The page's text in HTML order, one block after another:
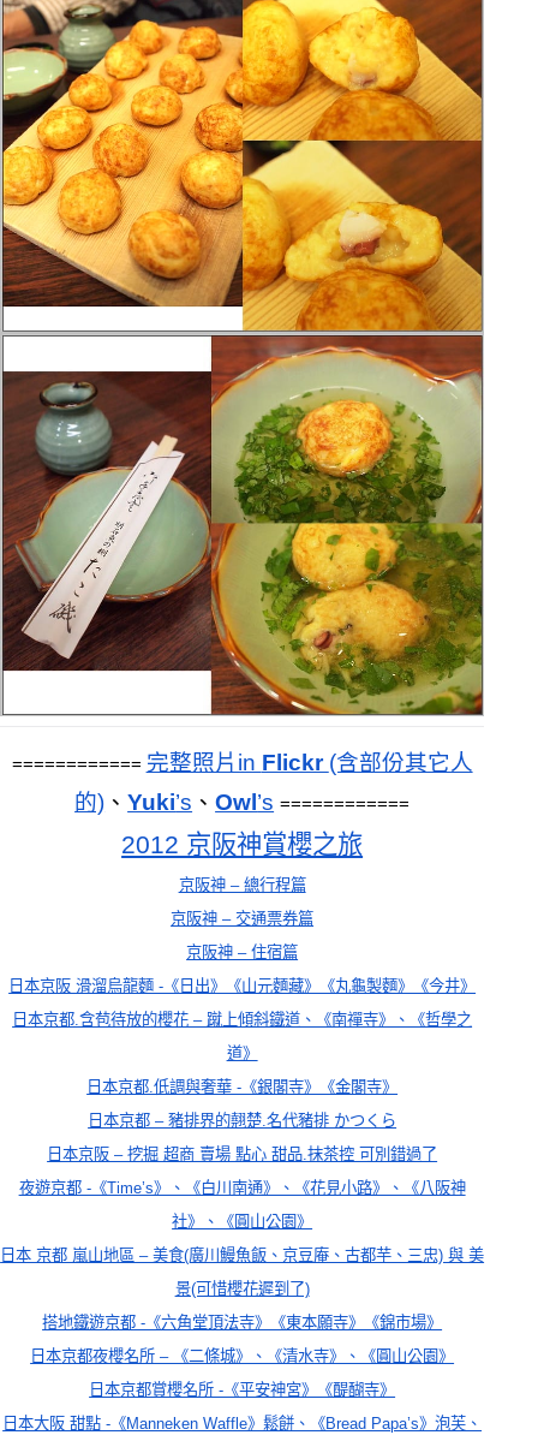
============ 完整照片in Flickr (含部份其它人
的) 、Yuki’s 、Owl ’s ============
2012 京阪神賞櫻之旅
京阪神 – 總行程篇
京阪神 – 交通票券篇
京阪神 – 住宿篇
日本京阪 滑溜烏龍麵 -《日出》《山元麵藏》《丸龜製麵》《今井》
日本京都.含苞待放的櫻花 – 蹴上傾斜鐵道、《南禪寺》、《哲學之
道》
日本京都.低調與奢華 -《銀閣寺》《金閣寺》
日本京都 – 豬排界的翹楚.名代豬排 かつくら
日本京阪 – 挖掘 超商 賣場 點心 甜品.抹茶控 可別錯過了
夜遊京都 -《Time’s》、《白川南通》、《花見小路》、《八阪神
社》、《圓山公園》
日本 京都 嵐山地區 – 美食(廣川鰻魚飯、京豆庵、古都芋、三忠) 與 美
景(可惜櫻花遲到了)
搭地鐵遊京都 -《六角堂頂法寺》《東本願寺》《錦市場》
日本京都夜櫻名所 – 《二條城》、《清水寺》、《圓山公園》
日本京都賞櫻名所 -《平安神宮》《醍醐寺》
日本大阪 甜點 -《Manneken Waffle》鬆餅、《Bread Papa’s》泡芙、